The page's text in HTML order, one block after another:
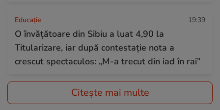
Educație 19:39
O învățătoare din Sibiu a luat 4,90 la
Titularizare, iar după contestație nota a
crescut spectaculos: „M-a trecut din iad în rai”
Citește mai multe